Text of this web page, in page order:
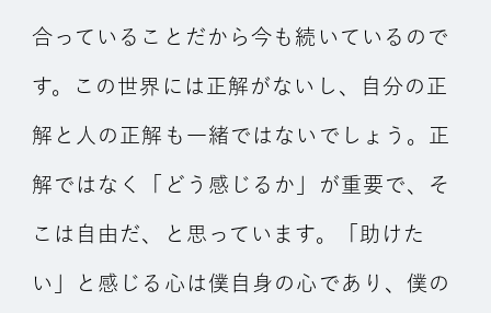
合っていることだから今も続いているので
す。この世界には正解がないし、自分の正
解と人の正解も一緒ではないでしょう。正
解ではなく「どう感じるか」が重要で、そ
こは自由だ、と思っています。「助けた
い」と感じる心は僕自身の心であり、僕の